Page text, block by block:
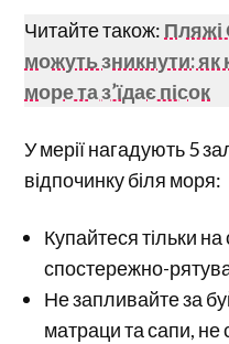
Читайте також: Пляжі
можуть зникнути: як
море та з’їдає пісок
У мерії нагадують 5
відпочинку біля моря:
Купайтеся тільки
спостережно-
Не запливайте за
матраци та сапи, не